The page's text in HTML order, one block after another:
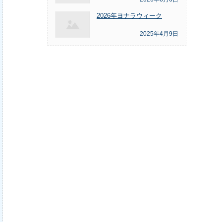
2026年ヨナラウィーク
2025年4月9日